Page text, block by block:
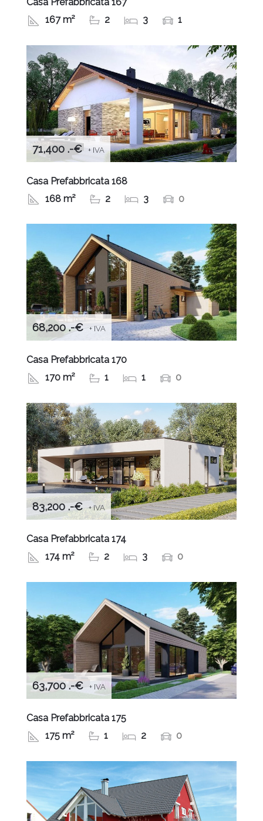
167 m²
2 3 1
71,400 .-€ + IVA
Casa Prefabbricata 168
168 m²
2 3 0
68,200 .-€ + IVA
Casa Prefabbricata 170
170 m²
1 1 0
83,200 .-€ + IVA
Casa Prefabbricata 174
174 m²
2 3 0
63,700 .-€ + IVA
Casa Prefabbricata 175
175 m²
1 2 0